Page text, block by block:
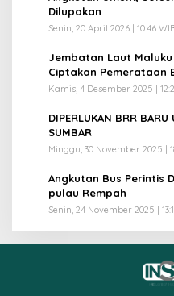
Dilupakan
Senin, 20 April 2026 | 10:46
Jembatan Laut
Ciptakan Pemerataan
Kamis, 4 Desember 2025 |
DIPERLUKAN BRR
SUMBAR
Minggu, 30 November 2025 |
Angkutan Bus Perintis
pulau Rempah
Senin, 24 November 2025 |